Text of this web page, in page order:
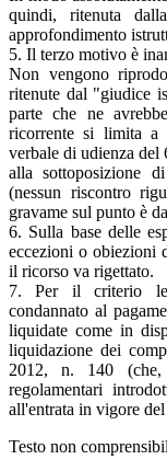
quindi, ritenuta
approfondimento
5. Il terzo motivo è
Non vengono
ritenute dal "giudice
parte che ne
ricorrente si limita a
verbale di udienza
alla sottoposizione
(nessun riscontro
gravame sul punto è
6. Sulla base delle
eccezioni o obiezioni
il ricorso va rigettato.
7. Per il criterio
condannato al
liquidate come in
liquidazione dei
2012, n. 140 (che,
regolamentari
all'entrata in vigore
Testo non